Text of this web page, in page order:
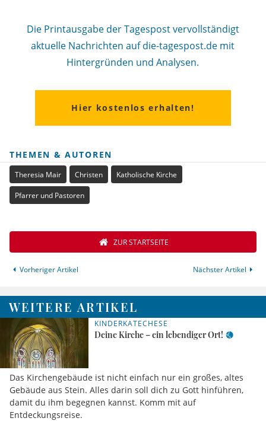
Die Printausgabe der Tagespost vervollständigt
aktuelle Nachrichten auf die-tagespost.de mit
Hintergründen und Analysen.
Hier kostenlos erhalten!
THEMEN & AUTOREN
Theresia Mair Christen Katholische Kirche
Pfarrer und Pastoren
Vorheriger Artikel
ZUR STARTSEITE
Nächster Artikel
WEITERE ARTIKEL
KINDERKATECHESE
Deine Kirche – ein lebendiger Ort!
Das Kirchengebäude ist nicht einfach nur ein großes, altes
Gebäude aus Stein. Alles darin soll dich zu Gott hinführen,
damit du ihm begegnen kannst. Komm mit auf
Entdeckungsreise.